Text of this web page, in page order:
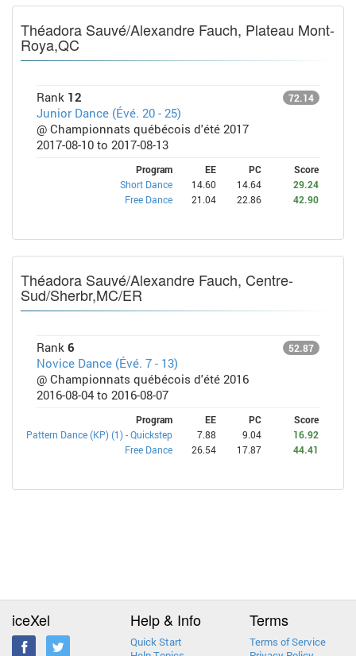
Théadora Sauvé/Alexandre Fauch, Plateau Mont-
Roya,QC
Rank 12 72.14
Junior Dance (Évé. 20 - 25)
@ Championnats québécois d'été 2017
2017-08-10 to 2017-08-13
Program EE PC
Score
Short Dance
14.60 14.64
29.24
Free Dance
21.04 22.86 42.90
Théadora Sauvé/Alexandre Fauch, Centre-
Sud/Sherbr,MC/ER
Rank 6 52.87
Novice Dance (Évé. 7 - 13)
@ Championnats québécois d'été 2016
2016-08-04 to 2016-08-07
Program EE PC
Score
Pattern Dance (KP) (1) - Quickstep
7.88 9.04
16.92
Free Dance
26.54 17.87 44.41
iceXel Help & Info
Quick Start
Terms
Terms of Service